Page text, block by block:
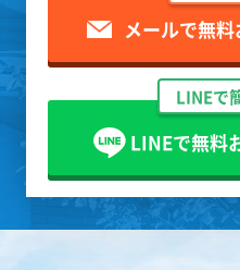
メールで無
LINEで
LINEで無料